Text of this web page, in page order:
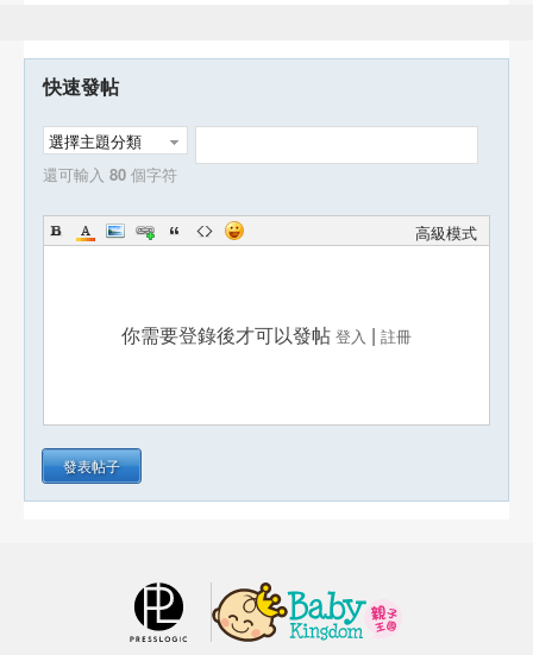
快速發帖
選擇主題分類
還可輸入 80 個字符
高級模式
你需要登錄後才可以發帖 登入 | 註冊
發表帖子